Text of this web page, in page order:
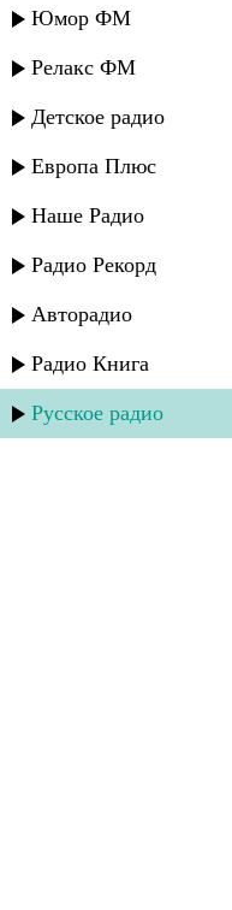
Юмор ФМ
Релакс ФМ
Детское радио
Европа Плюс
Наше Радио
Радио Рекорд
Авторадио
Радио Книга
Русское радио
Султан Лагучев -
Султан - Горные
Эльнара
Шуточная
Султан - Просто
Магомедрасул
дигай
Магомедрасул
Магомедрасул
Марина Алиева